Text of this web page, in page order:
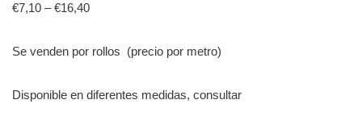
€7,10 –€16,40
Se venden por rollos (precio por metro)
Disponible en diferentes medidas, consultar